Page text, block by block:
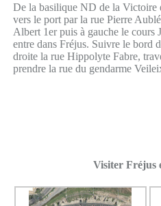
De la basilique ND de la Victoire
vers le port par la rue Pierre
Albert 1er puis à gauche le cours
entre dans Fréjus. Suivre le bord
droite la rue Hippolyte Fabre,
prendre la rue du gendarme
Visiter Fréjus